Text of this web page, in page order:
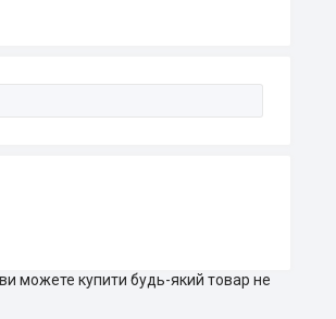
ви можете купити будь-який товар не